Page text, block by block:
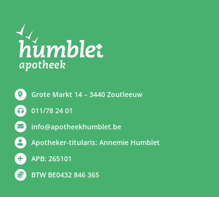
Grote Markt 14 – 3440 Zoutleeuw
011/78 24 01
info@apotheekhumblet.be
Apotheker-titularis: Annemie Humblet
APB: 265101
BTW BE0432 846 365